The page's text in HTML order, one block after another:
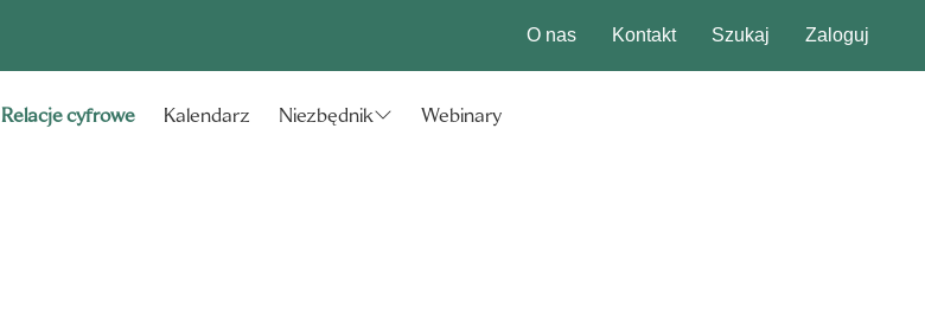
O nas Kontakt Szukaj Zaloguj
Relacje cyfrowe Kalendarz Niezbędnik Webinary